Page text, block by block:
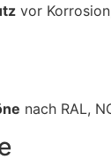
vor
nach RAL,